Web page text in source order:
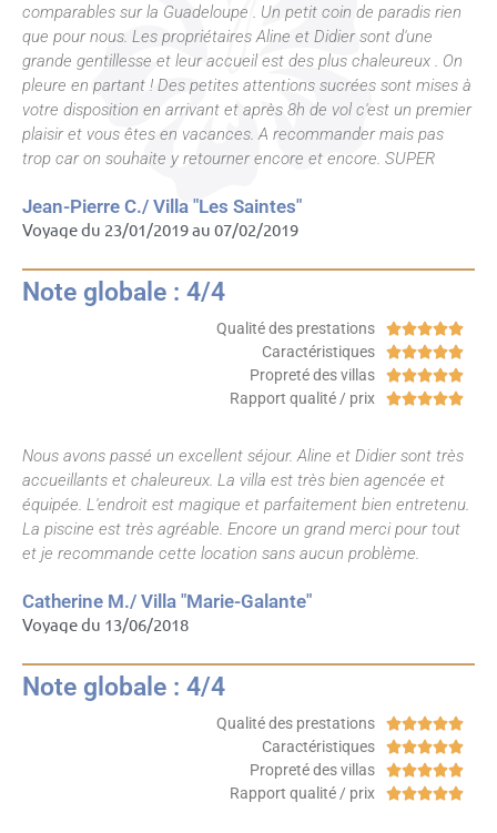
comparables sur la Guadeloupe . Un petit coin de paradis rien
que pour nous. Les propriétaires Aline et Didier sont d'une
grande gentillesse et leur accueil est des plus chaleureux . On
pleure en partant ! Des petites attentions sucrées sont mises à
votre disposition en arrivant et après 8h de vol c'est un premier
plaisir et vous êtes en vacances. A recommander mais pas
trop car on souhaite y retourner encore et encore. SUPER
Jean-Pierre C./ Villa "Les Saintes"
Voyage du 23/01/2019 au 07/02/2019
Note globale : 4/4
Qualité des prestations 
Caractéristiques 
Propreté des villas 
Rapport qualité / prix 
Nous avons passé un excellent séjour. Aline et Didier sont très
accueillants et chaleureux. La villa est très bien agencée et
équipée. L'endroit est magique et parfaitement bien entretenu.
La piscine est très agréable. Encore un grand merci pour tout
et je recommande cette location sans aucun problème.
Catherine M./ Villa "Marie-Galante"
Voyage du 13/06/2018
Note globale : 4/4
Qualité des prestations 
Caractéristiques 
Propreté des villas 
Rapport qualité / prix 